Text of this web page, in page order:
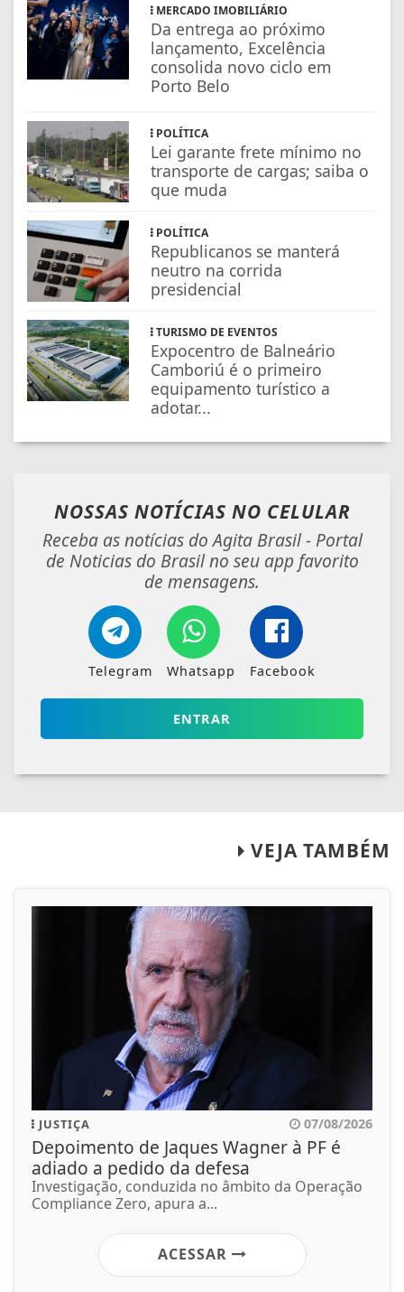
MERCADO IMOBILIÁRIO
Da entrega ao próximo
lançamento, Excelência
consolida novo ciclo em
Porto Belo
POLÍTICA
Lei garante frete mínimo no
transporte de cargas; saiba o
que muda
POLÍTICA
Republicanos se manterá
neutro na corrida
presidencial
TURISMO DE EVENTOS
Expocentro de Balneário
Camboriú é o primeiro
equipamento turístico a
adotar...
NOSSAS NOTÍCIAS NO CELULAR
Receba as notícias do Agita Brasil - Portal
de Noticias do Brasil no seu app favorito
de mensagens.
Telegram Whatsapp Facebook
ENTRAR
VEJA TAMBÉM
JUSTIÇA 07/08/2026
Depoimento de Jaques Wagner à PF é
adiado a pedido da defesa
Investigação, conduzida no âmbito da Operação
Compliance Zero, apura a...
ACESSAR